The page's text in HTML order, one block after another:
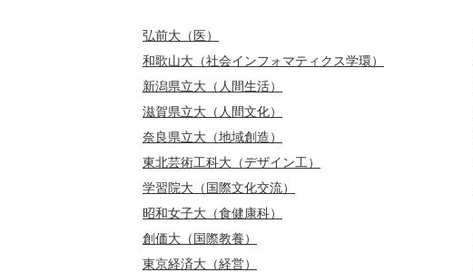
弘前大（医）
和歌山大（社会インフォマティクス学環）
新潟県立大（人間生活）
滋賀県立大（人間文化）
奈良県立大（地域創造）
東北芸術工科大（デザイン工）
学習院大（国際文化交流）
昭和女子大（食健康科）
創価大（国際教養）
東京経済大（経営）